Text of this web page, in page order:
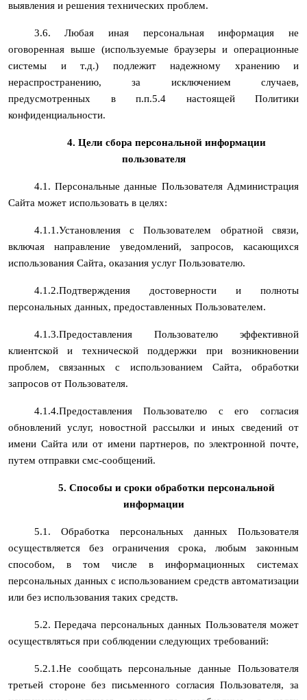
выявления и решения технических проблем.
3.6. Любая иная персональная информация не
оговоренная выше (используемые браузеры и операционные
системы и т.д.) подлежит надежному хранению и
нераспространению, за исключением случаев,
предусмотренных в п.п.5.4 настоящей Политики
конфиденциальности.
4. Цели сбора персональной информации
пользователя
4.1. Персональные данные Пользователя Администрация
Сайта может использовать в целях:
4.1.1.Установления с Пользователем обратной связи,
включая направление уведомлений, запросов, касающихся
использования Сайта, оказания услуг Пользователю.
4.1.2.Подтверждения достоверности и полноты
персональных данных, предоставленных Пользователем.
4.1.3.Предоставления Пользователю эффективной
клиентской и технической поддержки при возникновении
проблем, связанных с использованием Сайта, обработки
запросов от Пользователя.
4.1.4.Предоставления Пользователю с его согласия
обновлений услуг, новостной рассылки и иных сведений от
имени Сайта или от имени партнеров, по электронной почте,
путем отправки смс-сообщений.
5. Способы и сроки обработки персональной
информации
5.1. Обработка персональных данных Пользователя
осуществляется без ограничения срока, любым законным
способом, в том числе в информационных системах
персональных данных с использованием средств автоматизации
или без использования таких средств.
5.2. Передача персональных данных Пользователя может
осуществляться при соблюдении следующих требований:
5.2.1.Не сообщать персональные данные Пользователя
третьей стороне без письменного согласия Пользователя, за